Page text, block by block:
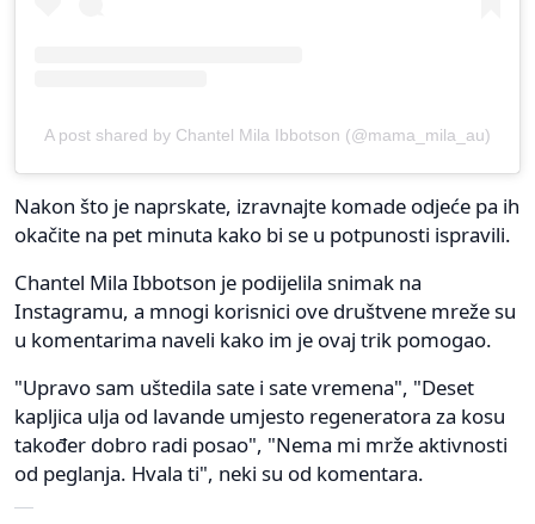
A post shared by Chantel Mila Ibbotson (@mama_mila_au)
Nakon što je naprskate, izravnajte komade odjeće pa ih
okačite na pet minuta kako bi se u potpunosti ispravili.
Chantel Mila Ibbotson je podijelila snimak na
Instagramu, a mnogi korisnici ove društvene mreže su
u komentarima naveli kako im je ovaj trik pomogao.
"Upravo sam uštedila sate i sate vremena", "Deset
kapljica ulja od lavande umjesto regeneratora za kosu
također dobro radi posao", "Nema mi mrže aktivnosti
od peglanja. Hvala ti", neki su od komentara.